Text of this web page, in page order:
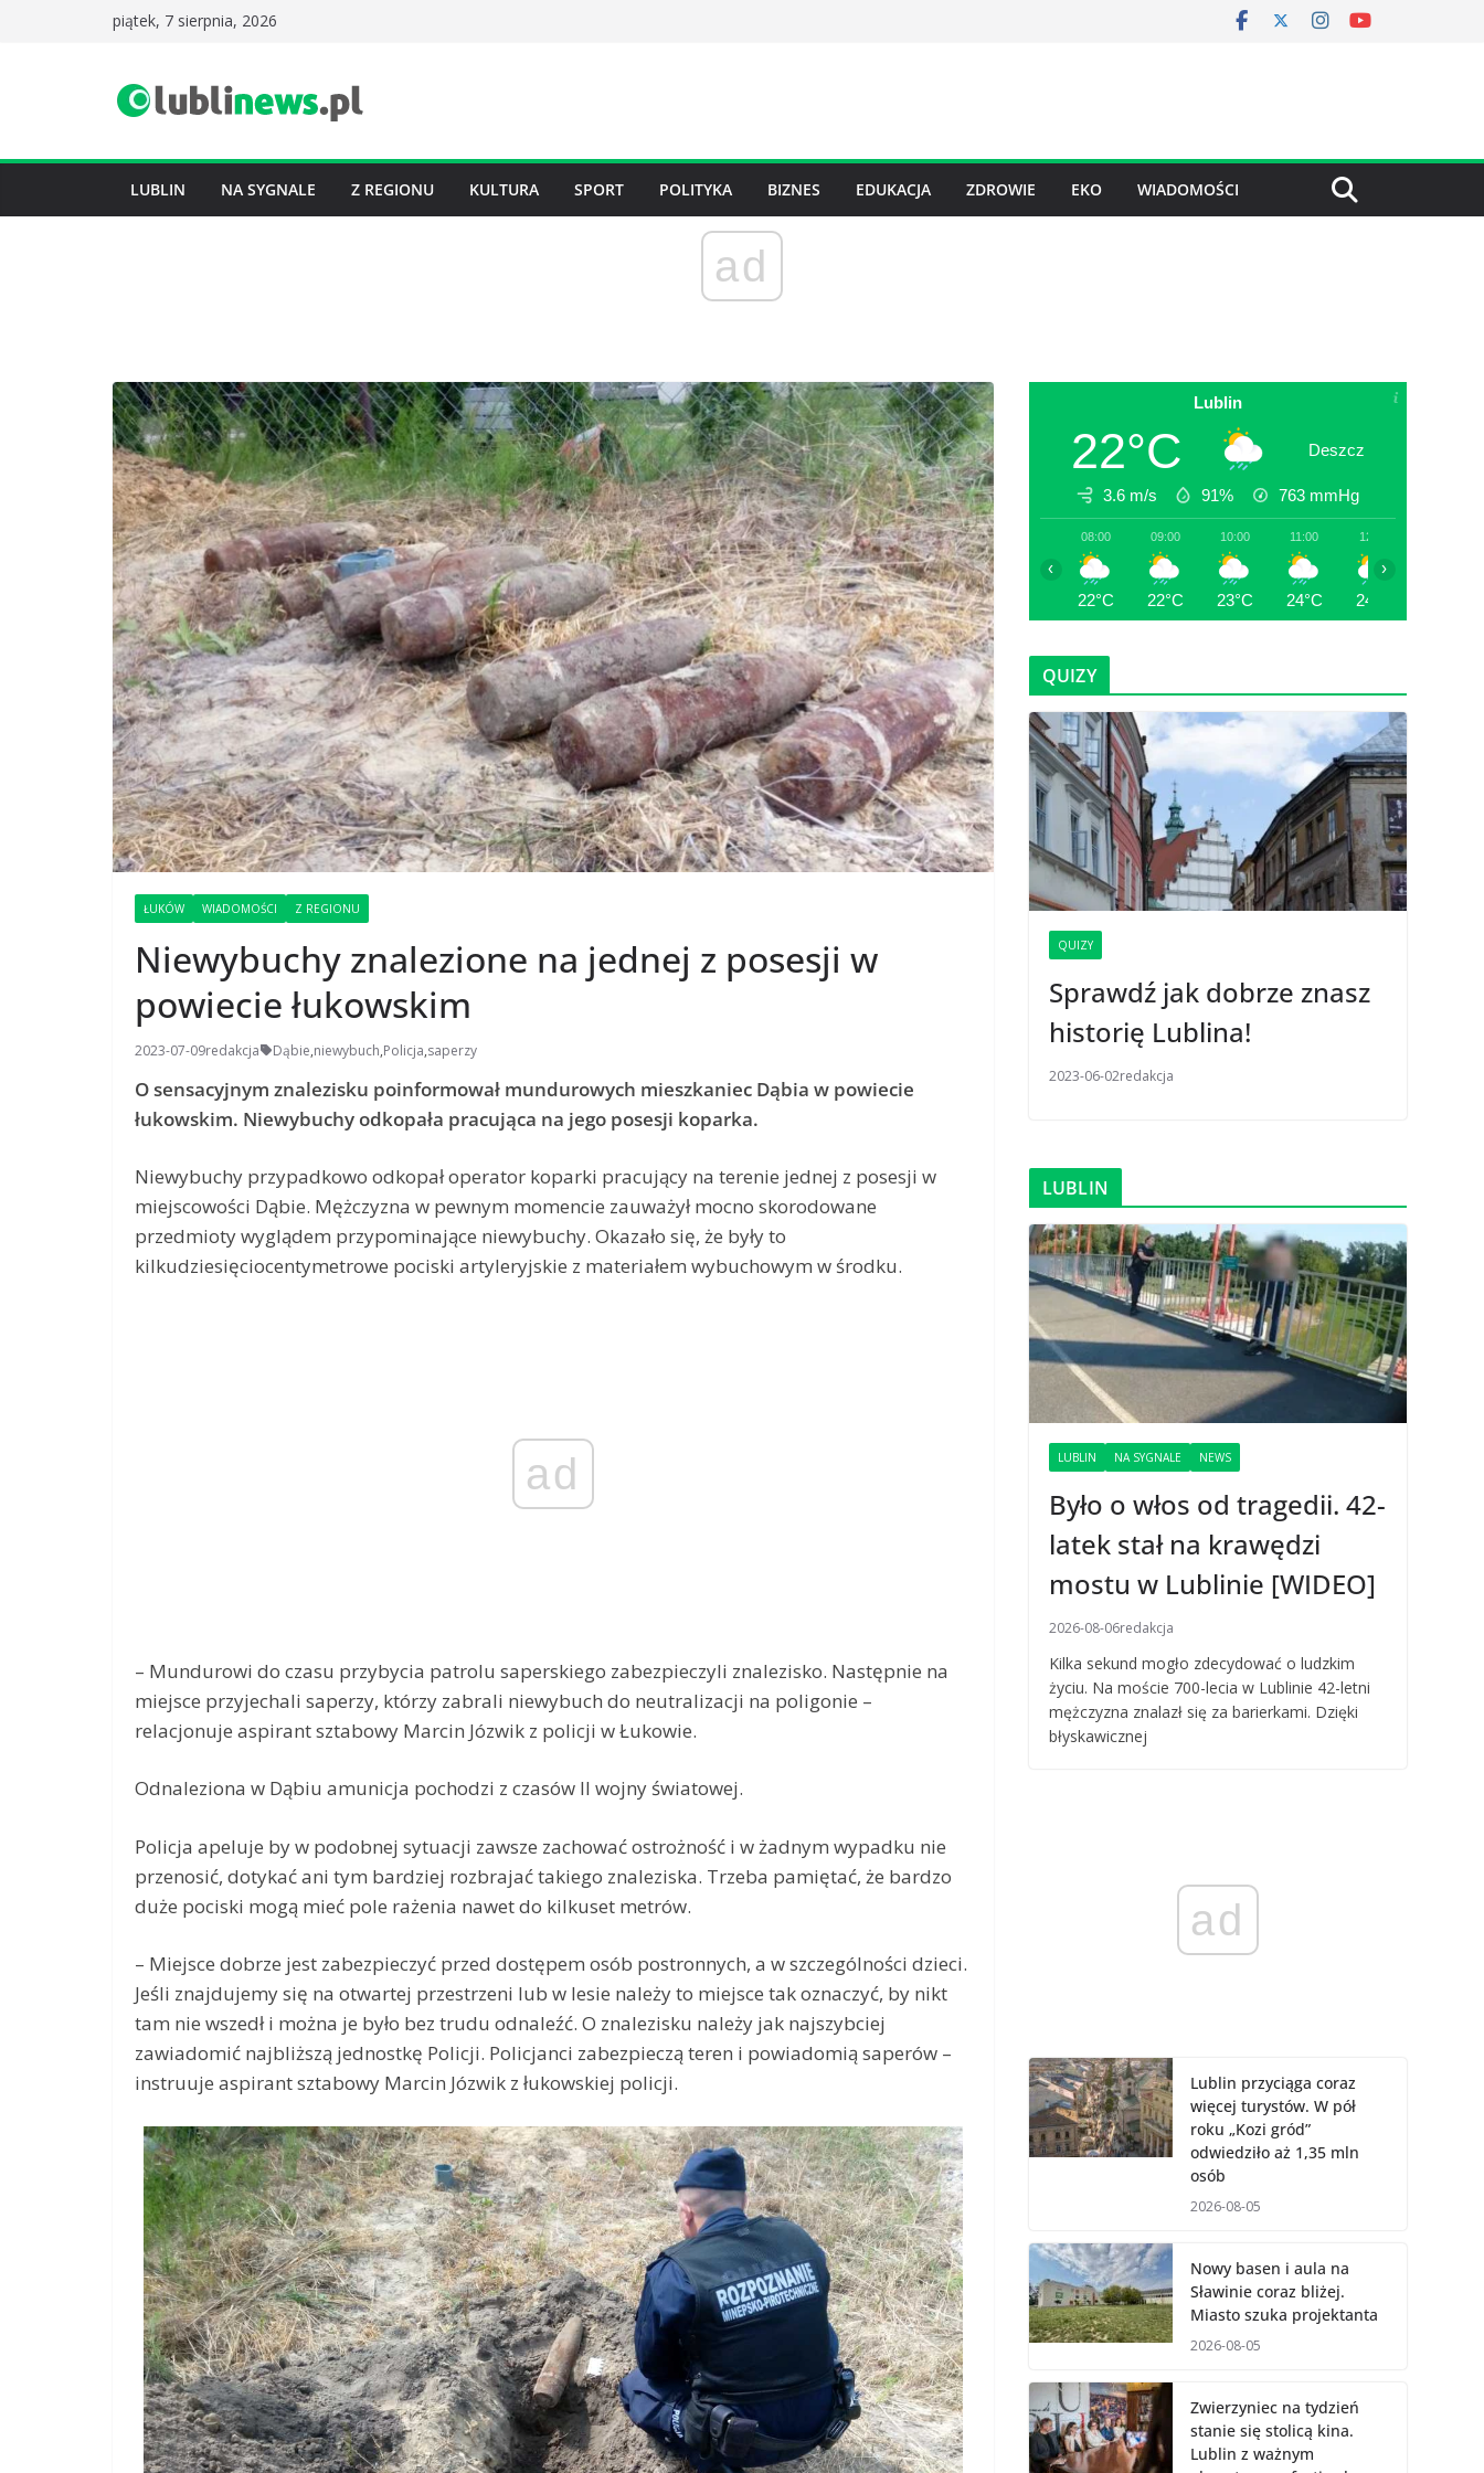
piątek, 7 sierpnia, 2026
LUBLIN NA SYGNALE Z REGIONU KULTURA SPORT POLITYKA BIZNES EDUKACJA ZDROWIE EKO WIADOMOŚCI
ad
ŁUKÓW WIADOMOŚCI Z REGIONU
Niewybuchy znalezione na jednej z posesji w
powiecie łukowskim
2023-07-09redakcja Dąbie,niewybuch,Policja,saperzy
O sensacyjnym znalezisku poinformował mundurowych mieszkaniec Dąbia w powiecie
łukowskim. Niewybuchy odkopała pracująca na jego posesji koparka.
Niewybuchy przypadkowo odkopał operator koparki pracujący na terenie jednej z posesji w
miejscowości Dąbie. Mężczyzna w pewnym momencie zauważył mocno skorodowane
przedmioty wyglądem przypominające niewybuchy. Okazało się, że były to
kilkudziesięciocentymetrowe pociski artyleryjskie z materiałem wybuchowym w środku.
ad
– Mundurowi do czasu przybycia patrolu saperskiego zabezpieczyli znalezisko. Następnie na
miejsce przyjechali saperzy, którzy zabrali niewybuch do neutralizacji na poligonie –
relacjonuje aspirant sztabowy Marcin Józwik z policji w Łukowie.
Odnaleziona w Dąbiu amunicja pochodzi z czasów II wojny światowej.
Policja apeluje by w podobnej sytuacji zawsze zachować ostrożność i w żadnym wypadku nie
przenosić, dotykać ani tym bardziej rozbrajać takiego znaleziska. Trzeba pamiętać, że bardzo
duże pociski mogą mieć pole rażenia nawet do kilkuset metrów.
– Miejsce dobrze jest zabezpieczyć przed dostępem osób postronnych, a w szczególności dzieci.
Jeśli znajdujemy się na otwartej przestrzeni lub w lesie należy to miejsce tak oznaczyć, by nikt
tam nie wszedł i można je było bez trudu odnaleźć. O znalezisku należy jak najszybciej
zawiadomić najbliższą jednostkę Policji. Policjanci zabezpieczą teren i powiadomią saperów –
instruuje aspirant sztabowy Marcin Józwik z łukowskiej policji.
Lublin
22°C Deszcz
3.6 m/s 91% 763 mmHg
08:00
22°C
09:00
22°C
10:00
23°C
11:00
24°C
12:00
24°C
‹ ›
QUIZY
QUIZY
Sprawdź jak dobrze znasz
historię Lublina!
2023-06-02redakcja
LUBLIN
LUBLIN NA SYGNALE NEWS
Było o włos od tragedii. 42-
latek stał na krawędzi
mostu w Lublinie [WIDEO]
2026-08-06redakcja
Kilka sekund mogło zdecydować o ludzkim
życiu. Na moście 700-lecia w Lublinie 42-letni
mężczyzna znalazł się za barierkami. Dzięki
błyskawicznej
ad
Lublin przyciąga coraz
więcej turystów. W pół
roku „Kozi gród”
odwiedziło aż 1,35 mln
osób
2026-08-05
Nowy basen i aula na
Sławinie coraz bliżej.
Miasto szuka projektanta
2026-08-05
Zwierzyniec na tydzień
stanie się stolicą kina.
Lublin z ważnym